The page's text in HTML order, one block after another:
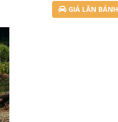
GIÁ LĂN BÁNH